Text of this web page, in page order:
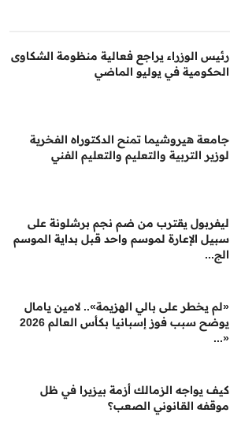
رئيس الوزراء يراجع فعالية منظومة الشكاوى
الحكومية في يوليو الماضي
جامعة هيروشيما تمنح الدكتوراه الفخرية
لوزير التربية والتعليم والتعليم الفني
ليفربول يقترب من ضم نجم برشلونة على
سبيل الإعارة لموسم واحد قبل بداية الموسم
الج...
«لم يخطر على بالي الهزيمة».. لامين يامال
يوضح سبب فوز إسبانيا بكأس العالم 2026
«...
كيف يواجه الزمالك أزمة بيزيرا في ظل
موقفه القانوني الصعب؟